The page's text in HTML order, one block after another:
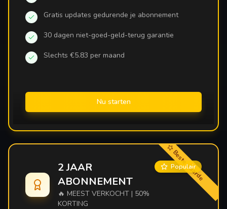
Gratis updates gedurende je abonnement
30 dagen niet-goed-geld-terug garantie
Slechts €5.83 per maand
Nu starten
Beste waarde
2 JAAR
ABONNEMENT
🔥 MEEST VERKOCHT | 50%
KORTING
Populair